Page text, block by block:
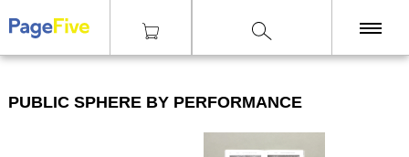
|Knihy|Teorie Public Sphere by Performance
PUBLIC SPHERE BY PERFORMANCE